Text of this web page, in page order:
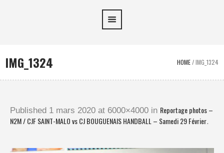
IMG_1324 HOME/IMG_1324
Published 1 mars 2020 at 6000×4000 in Reportage photos –
N2M / CJF SAINT-MALO vs CJ BOUGUENAIS HANDBALL – Samedi 29 Février.